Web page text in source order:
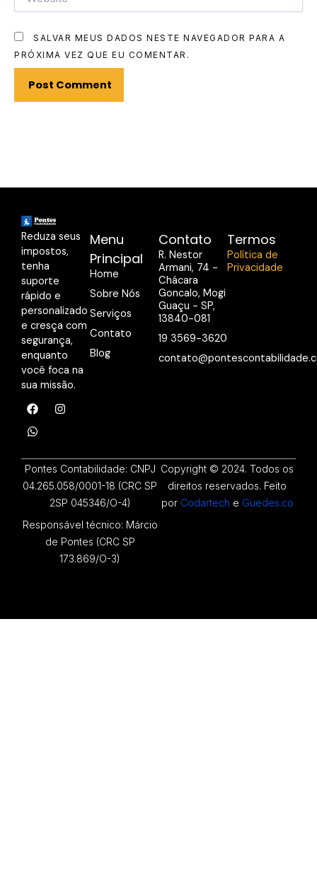
SALVAR MEUS DADOS NESTE NAVEGADOR PARA A
PRÓXIMA VEZ QUE EU COMENTAR.
Reduza seus
impostos,
tenha
suporte
rápido e
personalizado
e cresça com
segurança,
enquanto
você foca na
sua missão.
F
a
c
e
o
o
k
I
n
g
r
a
m
W
h
a
t
a
p
p
Menu
Principal
Home
Sobre Nós
Serviços
Contato
Blog
Contato
R. Nestor
Armani, 74 -
Chácara
Goncalo, Mogi
Guaçu - SP,
13840-081
19 3569-3620
Termos
Política de
Privacidade
Pontes Contabilidade: CNPJ
04.265.058/0001-18 (CRC SP
2SP 045346/O-4)
Responsável técnico: Márcio
de Pontes (CRC SP
173.869/O-3)
Copyright © 2024. Todos os
direitos reservados. Feito
por Codartech e Guedes.co